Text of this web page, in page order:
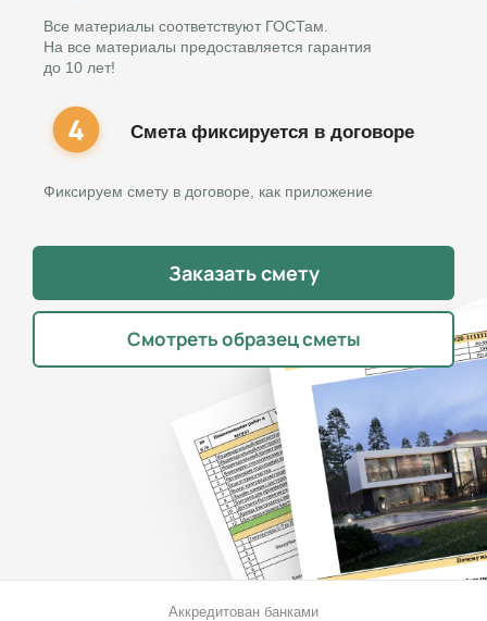
Все материалы соответствуют ГОСТам.
На все материалы предоставляется гарантия
до 10 лет!
Смета фиксируется в договоре
Фиксируем смету в договоре, как приложение
Заказать смету
Смотреть образец сметы
Аккредитован банками